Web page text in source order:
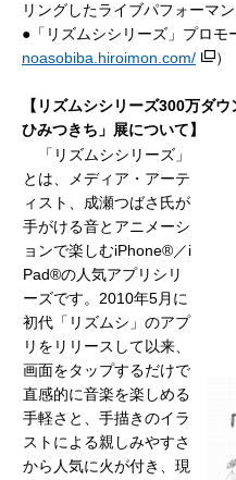
リングしたライブパフォーマン
●「リズムシシリーズ」プロモ
noasobiba.hiroimon.com/
）
【リズムシシリーズ300万ダ
ひみつきち」展について】
「リズムシシリーズ」
とは、メディア・アーテ
ィスト、成瀬つばさ氏が
手がける音とアニメーシ
ョンで楽しむiPhone®／i
Pad®の人気アプリシリ
ーズです。2010年5月に
初代「リズムシ」のアプ
リをリリースして以来、
画面をタップするだけで
直感的に音楽を楽しめる
手軽さと、手描きのイラ
ストによる親しみやすさ
から人気に火が付き、現